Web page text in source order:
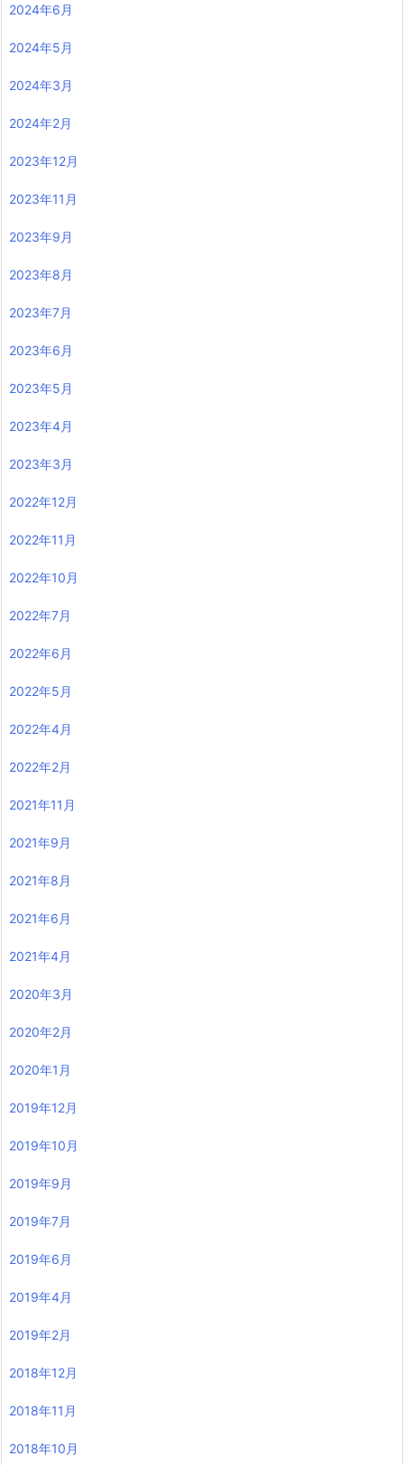
2024年6月
2024年5月
2024年3月
2024年2月
2023年12月
2023年11月
2023年9月
2023年8月
2023年7月
2023年6月
2023年5月
2023年4月
2023年3月
2022年12月
2022年11月
2022年10月
2022年7月
2022年6月
2022年5月
2022年4月
2022年2月
2021年11月
2021年9月
2021年8月
2021年6月
2021年4月
2020年3月
2020年2月
2020年1月
2019年12月
2019年10月
2019年9月
2019年7月
2019年6月
2019年4月
2019年2月
2018年12月
2018年11月
2018年10月